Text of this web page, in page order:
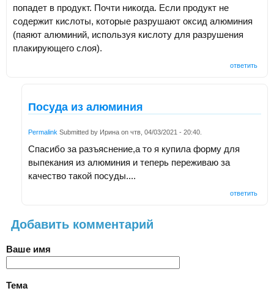
попадет в продукт. Почти никогда. Если продукт не
содержит кислоты, которые разрушают оксид алюминия
(паяют алюминий, используя кислоту для разрушения
плакирующего слоя).
ответить
Посуда из алюминия
Permalink Submitted by Ирина on чтв, 04/03/2021 - 20:40
Спасибо за разъяснение,а то я купила форму для
выпекания из алюминия и теперь переживаю за
качество такой посуды....
ответить
Добавить комментарий
Ваше имя
Тема